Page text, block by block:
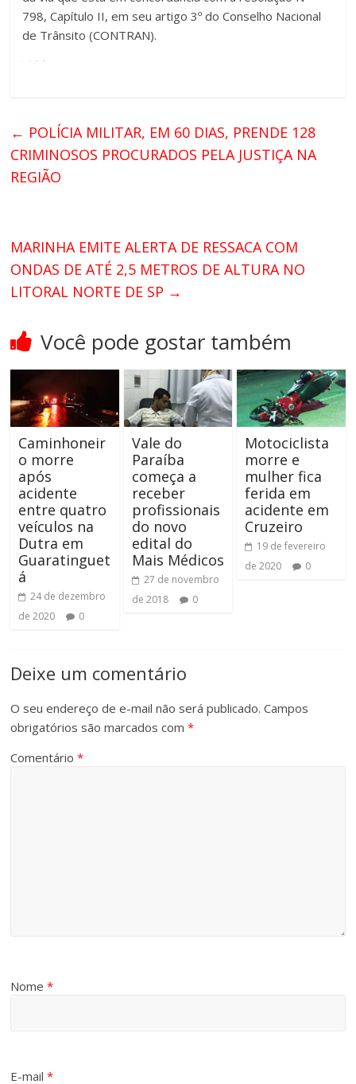
798, Capítulo II, em seu artigo 3º do Conselho Nacional
de Trânsito (CONTRAN).
← POLÍCIA MILITAR, EM 60 DIAS, PRENDE 128
CRIMINOSOS PROCURADOS PELA JUSTIÇA NA
REGIÃO
MARINHA EMITE ALERTA DE RESSACA COM
ONDAS DE ATÉ 2,5 METROS DE ALTURA NO
LITORAL NORTE DE SP →
Você pode gostar também
Caminhoneir
o morre
após
acidente
entre quatro
veículos na
Dutra em
Guaratinguet
á
24 de dezembro
de 2020
0
Vale do
Paraíba
começa a
receber
profissionais
do novo
edital do
Mais Médicos
27 de novembro
de 2018
0
Motociclista
morre e
mulher fica
ferida em
acidente em
Cruzeiro
19 de fevereiro
de 2020
0
Deixe um comentário
O seu endereço de e-mail não será publicado. Campos
obrigatórios são marcados com*
Comentário*
Nome*
E-mail*